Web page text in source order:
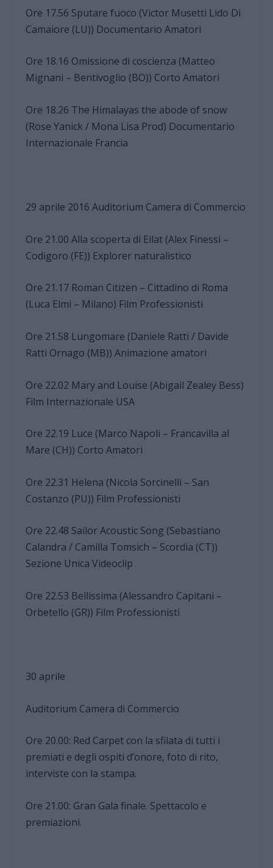
Ore 17.56 Sputare fuoco (Victor Musetti Lido Di
Camaiore (LU)) Documentario Amatori
Ore 18.16 Omissione di coscienza (Matteo
Mignani – Bentivoglio (BO)) Corto Amatori
Ore 18.26 The Himalayas the abode of snow
(Rose Yanick / Mona Lisa Prod) Documentario
Internazionale Francia
29 aprile 2016 Auditorium Camera di Commercio
Ore 21.00 Alla scoperta di Eilat (Alex Finessi –
Codigoro (FE)) Explorer naturalistico
Ore 21.17 Roman Citizen – Cittadino di Roma
(Luca Elmi – Milano) Film Professionisti
Ore 21.58 Lungomare (Daniele Ratti / Davide
Ratti Ornago (MB)) Animazione amatori
Ore 22.02 Mary and Louise (Abigail Zealey Bess)
Film Internazionale USA
Ore 22.19 Luce (Marco Napoli – Francavilla al
Mare (CH)) Corto Amatori
Ore 22.31 Helena (Nicola Sorcinelli – San
Costanzo (PU)) Film Professionisti
Ore 22.48 Sailor Acoustic Song (Sebastiano
Calandra / Camilla Tomsich – Scordia (CT))
Sezione Unica Videoclip
Ore 22.53 Bellissima (Alessandro Capitani –
Orbetello (GR)) Film Professionisti
30 aprile
Auditorium Camera di Commercio
Ore 20.00: Red Carpet con la sfilata di tutti i
premiati e degli ospiti d’onore, foto di rito,
interviste con la stampa.
Ore 21.00: Gran Gala finale. Spettacolo e
premiazioni.